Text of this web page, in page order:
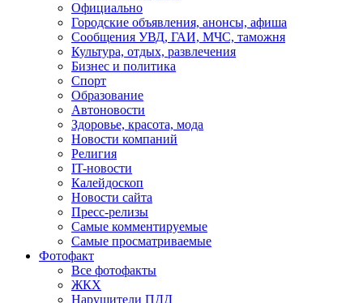
Официально
Городские объявления, анонсы, афиша
Сообщения УВД, ГАИ, МЧС, таможня
Культура, отдых, развлечения
Бизнес и политика
Спорт
Образование
Автоновости
Здоровье, красота, мода
Новости компаний
Религия
IT-новости
Калейдоскоп
Новости сайта
Пресс-релизы
Самые комментируемые
Самые просматриваемые
Фотофакт
Все фотофакты
ЖКХ
Нарушители ПДД